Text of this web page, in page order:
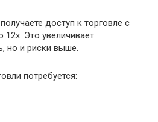
доступ к торговле с
Это увеличивает
но и риски выше.
потребуется: